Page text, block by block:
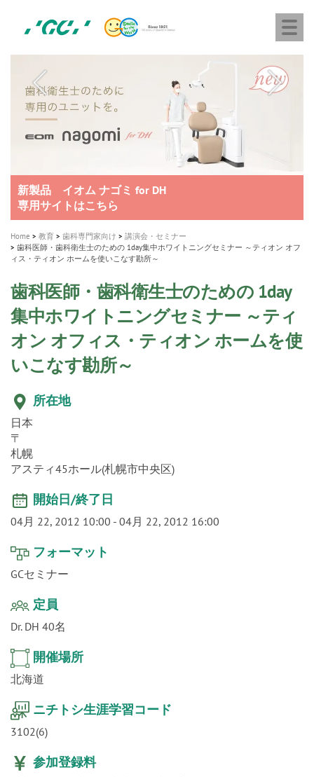
ー
シ
ー
A healthy smile greatly contributes to your quality of life
新発売 エバーエックス フロー
製品の詳細情報はこちら
「セラスマート テクノロジーブック」公開
「イニシャル LiSi（リジ）ブロック テクノロジーブッ
ク」公開
歯を内部まで白くする
医療ホワイトニング ティオン®
新製品 イオム ナゴミ for DH
専用サイトはこちら
新製品バキュクレーブ 118 / 318 Prime
製品の詳細情報はこちら
インプラント Aadva®
ショートインプラント新発売
GCグループ企業
Home 教育 歯科専門家向け
講演会・セミナー
歯科医師・歯科衛生士のための 1day集中ホワイトニングセミナー ～ティオン オフ
ィス・ティオン ホームを使いこなす勘所～
歯科医師・歯科衛生士のための 1day
集中ホワイトニングセミナー ～ティ
オン オフィス・ティオン ホームを使
いこなす勘所～
所在地
日本
〒
札幌
アスティ45ホール(札幌市中央区)
開始日/終了日
04月 22, 2012 10:00 - 04月 22, 2012 16:00
フォーマット
GCセミナー
定員
Dr. DH 40名
開催場所
北海道
ニチトシ生涯学習コード
3102(6)
参加登録料